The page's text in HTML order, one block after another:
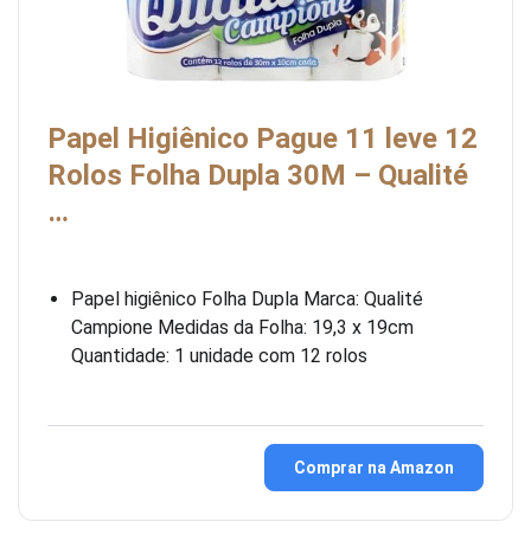
Papel Higiênico Pague 11 leve 12
Rolos Folha Dupla 30M – Qualité
…
Papel higiênico Folha Dupla Marca: Qualité
Campione Medidas da Folha: 19,3 x 19cm
Quantidade: 1 unidade com 12 rolos
Comprar na Amazon